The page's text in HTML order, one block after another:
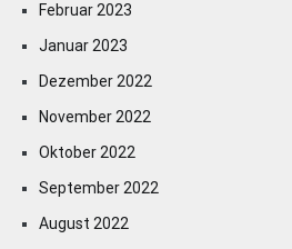
Februar 2023
Januar 2023
Dezember 2022
November 2022
Oktober 2022
September 2022
August 2022